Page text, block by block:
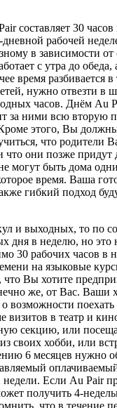
составляет 30
рабочей
в зависимости
с утра до обеда,
время разбивается
нужно отвезти в
часов. Днём Au
за ними всю вторую
этого, Вы
что родители
что они позже придут
могут быть дома
время. Ваша
гибкий подход
и выходных, то по
дня в неделю, но это
30 рабочих часов в
на языковые
Вы хотите
же, от Вас. Ваши
возможности поехать
визитов в театр и
секцию, или
своих хобби, или
6 месяцев нужно
недели. Если Au Pair
получить 4-